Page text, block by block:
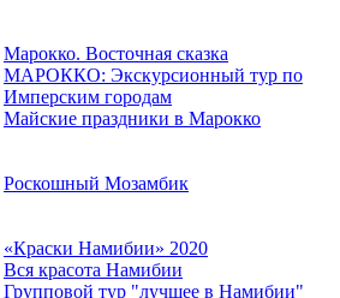
Марокко. Восточная сказка
МАРОККО: Экскурсионный тур по
Имперским городам
Майские праздники в Марокко
Роскошный Мозамбик
«Краски Намибии» 2020
Вся красота Намибии
Групповой тур "лучшее в Намибии"